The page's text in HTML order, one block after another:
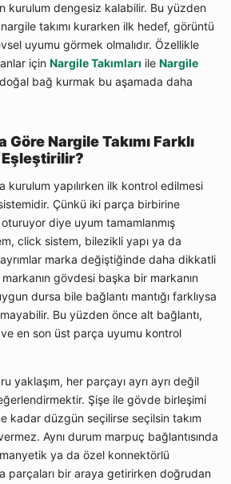
kurulum dengesiz kalabilir. Bu yüzden
takımı kurarken ilk hedef, görüntü
uyumu görmek olmalıdır. Özellikle
için Nargile Takımları ile Nargile
bağ kurmak bu aşamada daha
Göre Nargile Takımı Farklı
Eşleştirilir?
kurulum yapılırken ilk kontrol edilmesi
Çünkü iki parça birbirine
diye uyum tamamlanmış
click sistem, bilezikli yapı ya da
marka değiştiğinde daha dikkatli
gövdesi başka bir markanın
dursa bile bağlantı mantığı farklıysa
Bu yüzden önce alt bağlantı,
en son üst parça uyumu kontrol
yaklaşım, her parçayı ayrı ayrı değil
Şişe ile gövde birleşimi
kadar düzgün seçilirse seçilsin takım
Aynı durum marpuç bağlantısında
ya da özel konnektörlü
parçaları bir araya getirirken doğrudan